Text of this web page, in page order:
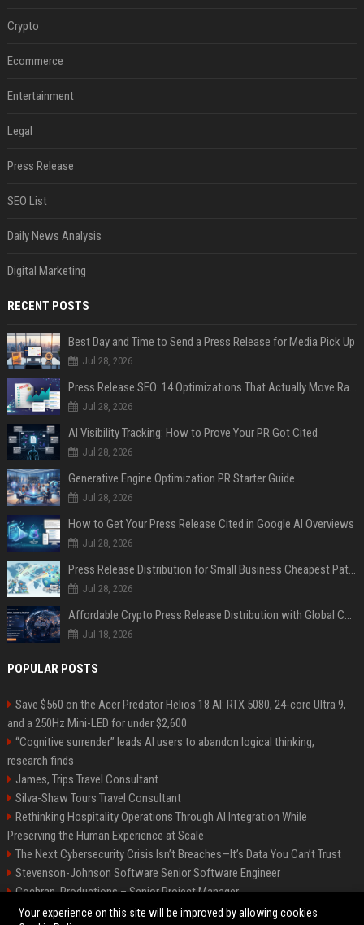
Crypto
Ecommerce
Entertainment
Legal
Press Release
SEO List
Daily News Analysis
Digital Marketing
RECENT POSTS
Best Day and Time to Send a Press Release for Media Pick Up
Jul 28, 2026
Press Release SEO: 14 Optimizations That Actually Move Rankings
Jul 28, 2026
AI Visibility Tracking: How to Prove Your PR Got Cited
Jul 28, 2026
Generative Engine Optimization PR Starter Guide
Jul 28, 2026
How to Get Your Press Release Cited in Google AI Overviews
Jul 28, 2026
Press Release Distribution for Small Business Cheapest Path to Real Coverage
Jul 28, 2026
Affordable Crypto Press Release Distribution with Global Coverage
Jul 18, 2026
POPULAR POSTS
Save $560 on the Acer Predator Helios 18 AI: RTX 5080, 24-core Ultra 9,
and a 250Hz Mini-LED for under $2,600
“Cognitive surrender” leads AI users to abandon logical thinking,
research finds
James, Trips Travel Consultant
Silva-Shaw Tours Travel Consultant
Rethinking Hospitality Operations Through AI Integration While
Preserving the Human Experience at Scale
The Next Cybersecurity Crisis Isn’t Breaches—It’s Data You Can’t Trust
Stevenson-Johnson Software Senior Software Engineer
Cochran, Productions – Senior Project Manager
Green-Peterson Travel Senior Travel Consultant
Your experience on this site will be improved by allowing cookies